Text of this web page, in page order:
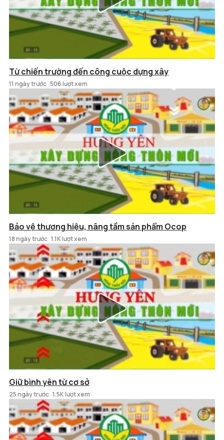
Từ chiến trường đến công cuộc dựng xây
11 ngày trước 506 lượt xem
Bảo vệ thương hiệu, nâng tầm sản phẩm Ocop
18 ngày trước 1.1K lượt xem
Giữ bình yên từ cơ sở
25 ngày trước 1.5K lượt xem